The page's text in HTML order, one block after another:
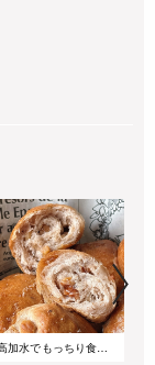
高加水でもっちり食感!バターが染みるくるみの塩パン